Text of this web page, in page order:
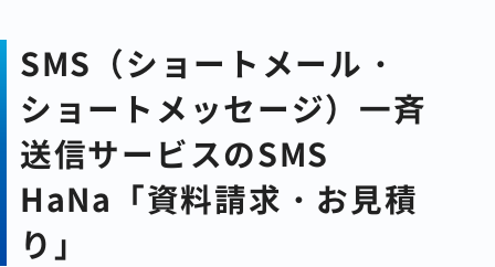
SMS（ショートメール・
ショートメッセージ）一斉
送信サービスのSMS
HaNa「資料請求・お見積
り」